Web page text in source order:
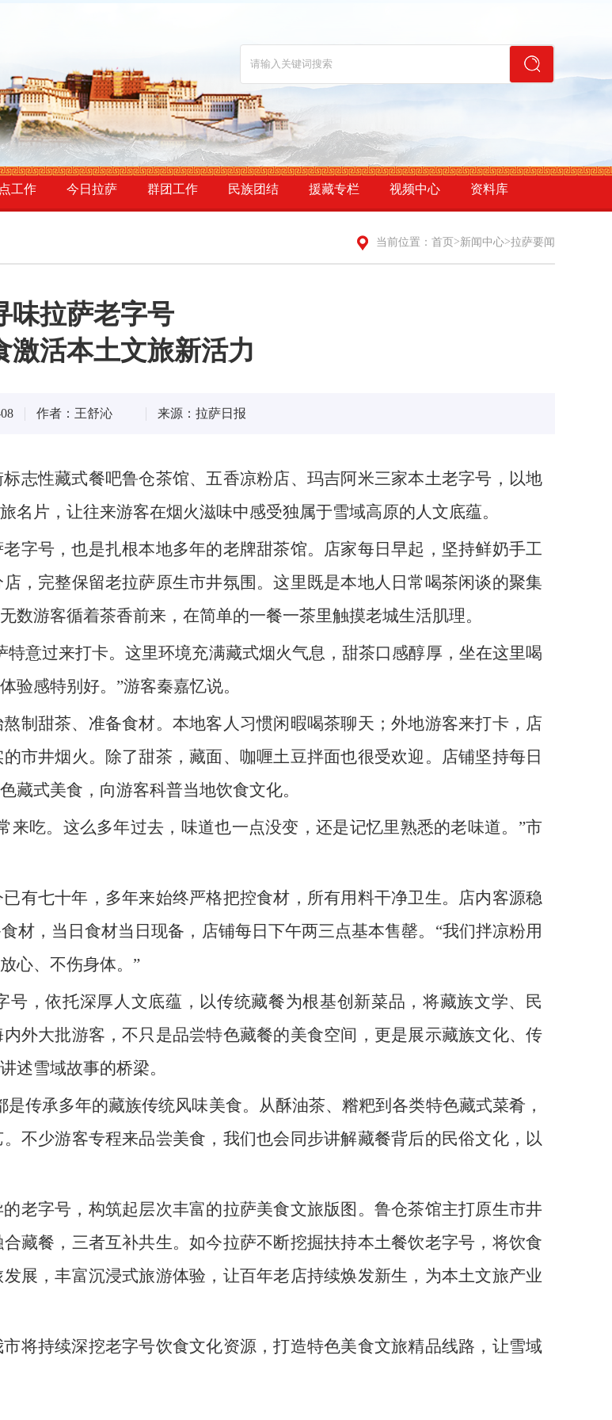
工作 今日拉萨 群团工作 民族团结 援藏专栏 视频中心 资料库
当前位置： 首页 >新闻中心>拉萨要闻
味拉萨老字号
激活本土文旅新活力
作者：王舒沁 来源：拉萨日报
志性藏式餐吧鲁仓茶馆、五香凉粉店、玛吉阿米三家本土老字号，以地
片，让往来游客在烟火滋味中感受独属于雪域高原的人文底蕴。
字号，也是扎根本地多年的老牌甜茶馆。店家每日早起，坚持鲜奶手工
，完整保留老拉萨原生市井氛围。这里既是本地人日常喝茶闲谈的聚集
游客循着茶香前来，在简单的一餐一茶里触摸老城生活肌理。
意过来打卡。这里环境充满藏式烟火气息，甜茶口感醇厚，坐在这里喝
验感特别好。”游客秦嘉忆说。
制甜茶、准备食材。本地客人习惯闲暇喝茶聊天；外地游客来打卡，店
市井烟火。除了甜茶，藏面、咖喱土豆拌面也很受欢迎。店铺坚持每日
藏式美食，向游客科普当地饮食文化。
来吃。这么多年过去，味道也一点没变，还是记忆里熟悉的老味道。”市
有七十年，多年来始终严格把控食材，所有用料干净卫生。店内客源稳
材，当日食材当日现备，店铺每日下午两三点基本售罄。“我们拌凉粉用
心、不伤身体。”
，依托深厚人文底蕴，以传统藏餐为根基创新菜品，将藏族文学、民
外大批游客，不只是品尝特色藏餐的美食空间，更是展示藏族文化、传
述雪域故事的桥梁。
传承多年的藏族传统风味美食。从酥油茶、糌粑到各类特色藏式菜肴，
不少游客专程来品尝美食，我们也会同步讲解藏餐背后的民俗文化，以
老字号，构筑起层次丰富的拉萨美食文旅版图。鲁仓茶馆主打原生市井
藏餐，三者互补共生。如今拉萨不断挖掘扶持本土餐饮老字号，将饮食
展，丰富沉浸式旅游体验，让百年老店持续焕发新生，为本土文旅产业
将持续深挖老字号饮食文化资源，打造特色美食文旅精品线路，让雪域